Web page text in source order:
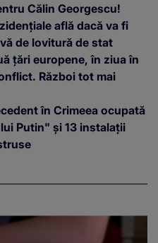
Călin Georgescu!
află dacă va fi
de lovitură de stat
țări europene, în ziua în
Război tot mai
în Crimeea ocupată
Putin" și 13 instalații